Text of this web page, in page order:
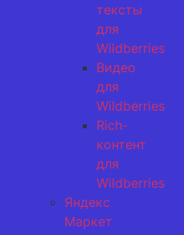
тексты
для
Wildberries
Видео
для
Wildberries
Rich-
контент
для
Wildberries
Яндекс
Маркет